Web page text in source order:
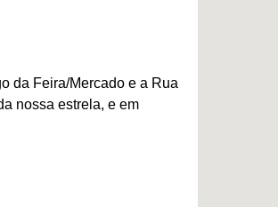
da Feira/Mercado e a Rua
nossa estrela, e em